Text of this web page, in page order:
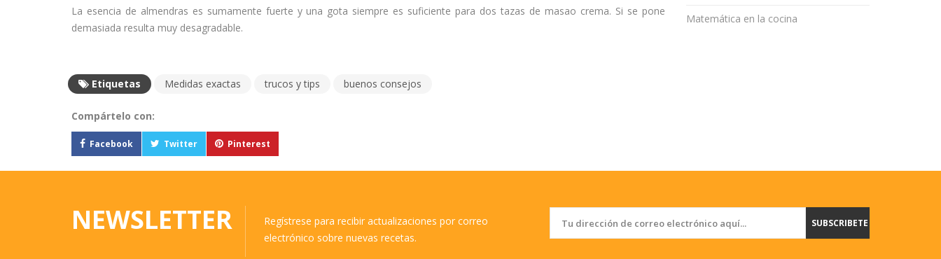
La esencia de almendras es sumamente fuerte y una gota siempre es suficiente para dos tazas de masao crema. Si se pone
demasiada resulta muy desagradable.
Etiquetas Medidas exactas trucos y tips buenos consejos
Compártelo con:
Facebook Twitter Pinterest
Matemática en la cocina
NEWSLETTER
Regístrese para recibir actualizaciones por correo
electrónico sobre nuevas recetas.
SUBSCRIBETE